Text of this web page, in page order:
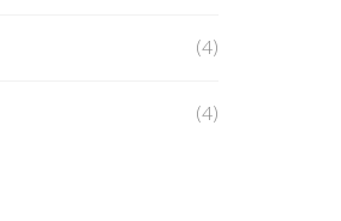
(4)
(4)